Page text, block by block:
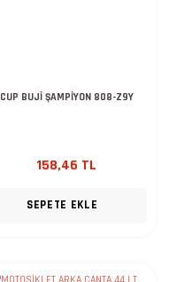
CUP BUJİ ŞAMPİYON 808-Z9Y
158,46 TL
SEPETE EKLE